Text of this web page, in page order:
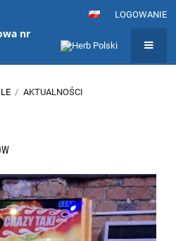
LOGOWANIE
nr
/ AKTUALNOŚCI